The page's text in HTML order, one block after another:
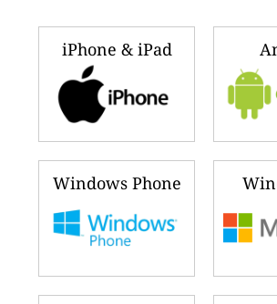
iPhone & iPad
Windows Phone